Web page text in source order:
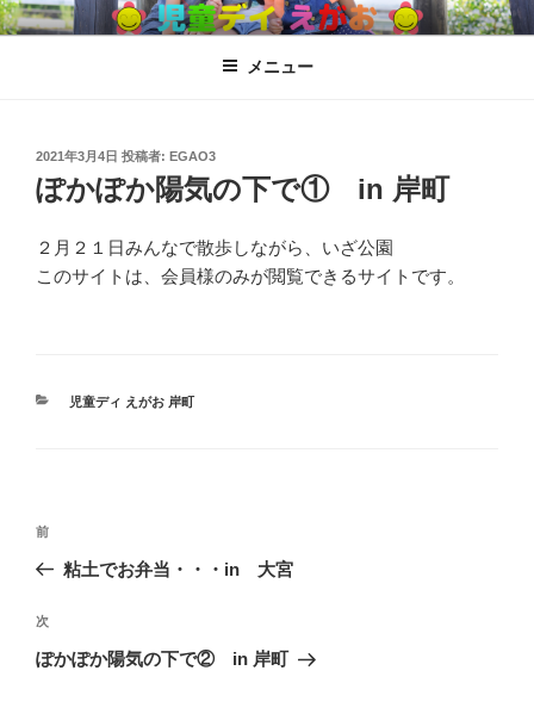
コ
ン
児童ディ えがお
児童発達支援、放課後児童ディサービス
メニュー
投
稿
日:
2021年3月4日 投稿者: EGAO3
ぽかぽか陽気の下で① in 岸町
２月２１日みんなで散歩しながら、いざ公園
このサイトは、会員様のみが閲覧できるサイトです。
カ
児童ディ えがお 岸町
投
ビ
ゲ
過
去
投
稿
前
粘土でお弁当・・・in 大宮
次
の
次
ぽかぽか陽気の下で② in 岸町